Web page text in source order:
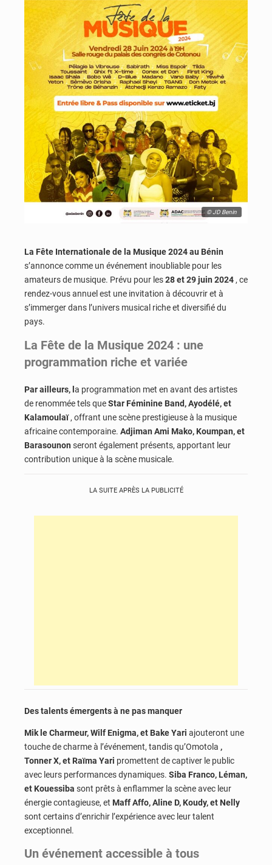
© JD Benin
La Fête Internationale de la Musique 2024 au Bénin
s’annonce comme un événement inoubliable pour les
amateurs de musique. Prévu pour les28 et 29 juin 2024 , ce
rendez-vous annuel est une invitation à découvrir et à
s’immerger dans l’univers musical riche et diversifié du
pays.
La Fête de la Musique 2024 : une
programmation riche et variée
Par ailleurs, la programmation met en avant des artistes
de renommée tels queStar Féminine Band, Ayodélé, et
Kalamoulaï, offrant une scène prestigieuse à la musique
africaine contemporaine. Adjiman Ami Mako, Koumpan, et
Barasounon seront également présents, apportant leur
contribution unique à la scène musicale.
LA SUITE APRÈS LA PUBLICITÉ
Des talents émergents à ne pas manquer
Mik le Charmeur, Wilf Enigma, et Bake Yari ajouteront une
touche de charme à l’événement, tandis qu’Omotola ,
Tonner X, et Raïma Yari promettent de captiver le public
avec leurs performances dynamiques. Siba Franco, Léman,
et Kouessiba sont prêts à enflammer la scène avec leur
énergie contagieuse, et Maff Affo, Aline D, Koudy, et Nelly
sont certains d’enrichir l’expérience avec leur talent
exceptionnel.
Un événement accessible à tous